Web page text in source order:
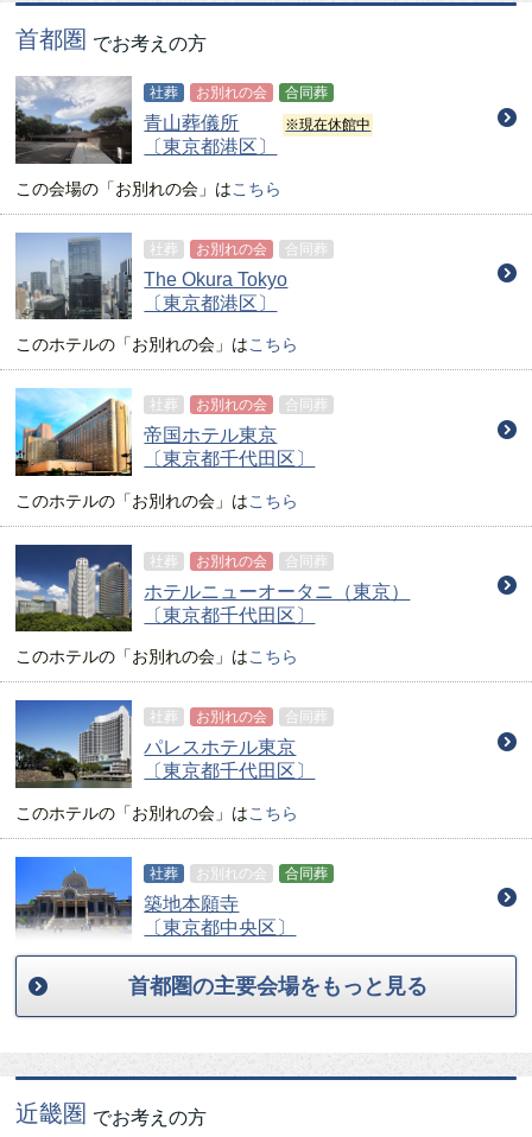
首都圏 でお考えの方
社葬 お別れの会 合同葬
青山葬儀所
〔東京都港区〕
※現在休館中
この会場の 「お別れの会」 はこちら
社葬 お別れの会 合同葬
The Okura Tokyo
〔東京都港区〕
このホテルの 「お別れの会」 はこちら
社葬 お別れの会 合同葬
帝国ホテル東京
〔東京都千代田区〕
このホテルの 「お別れの会」 はこちら
社葬 お別れの会 合同葬
ホテルニューオータニ（東京）
〔東京都千代田区〕
このホテルの 「お別れの会」 はこちら
社葬 お別れの会 合同葬
パレスホテル東京
〔東京都千代田区〕
このホテルの 「お別れの会」 はこちら
社葬 お別れの会 合同葬
築地本願寺
〔東京都中央区〕
首都圏の主要会場をもっと見る
近畿圏 でお考えの方